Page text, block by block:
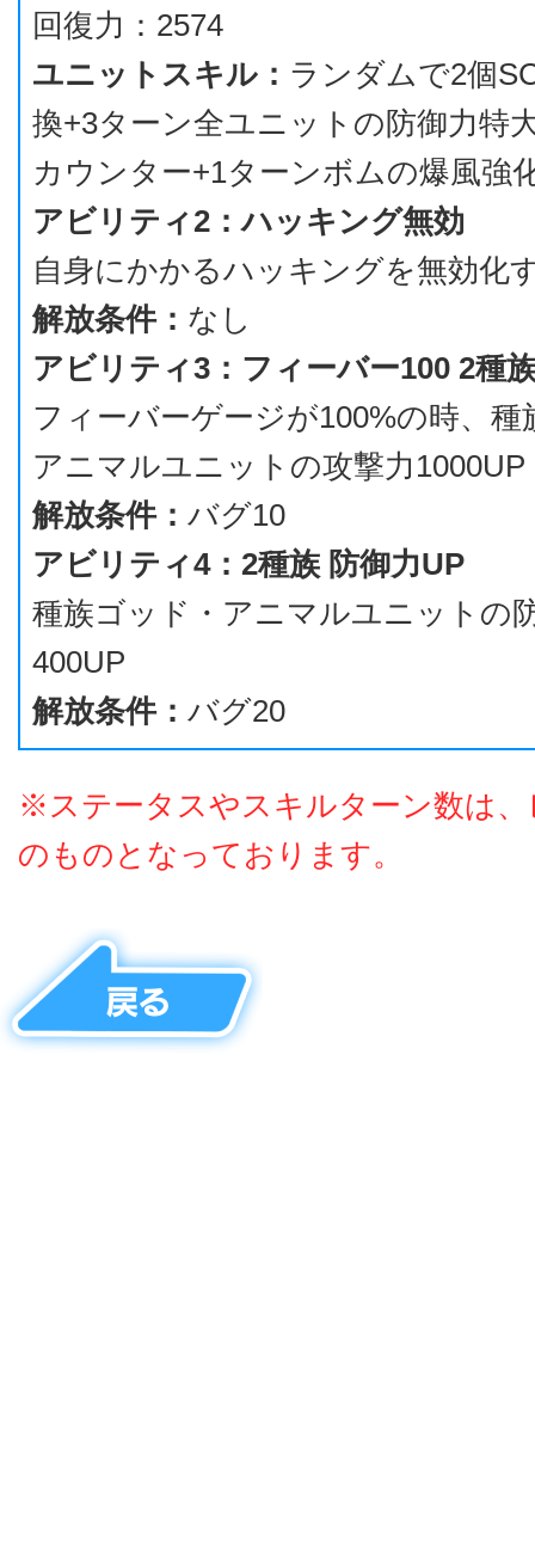
回復力：2574
ユニットスキル： ランダムで2個
換+3ターン全ユニットの防御力特
カウンター+1ターンボムの爆風強
アビリティ2：ハッキング無効
自身にかかるハッキングを無効化
解放条件： なし
アビリティ3：フィーバー100 2種
フィーバーゲージが100%の時、種
アニマルユニットの攻撃力1000UP
解放条件： バグ10
アビリティ4：2種族 防御力UP
種族ゴッド・アニマルユニットの
400UP
解放条件： バグ20
※ステータスやスキルターン数は、
のものとなっております。